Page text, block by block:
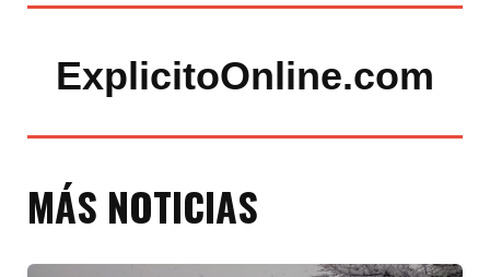
ExplicitoOnline.com
MÁS NOTICIAS